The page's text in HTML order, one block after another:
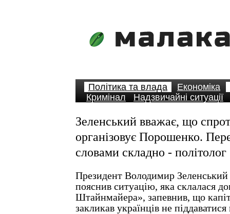
Політика та влада
Економіка
Кримінал
Надзвичайні ситуації
Зеленський вважає, що
організовує Порошенко.
словами складно - політолог
Президент Володимир Зеленський
пояснив ситуацію, яка склалася
Штайнмайера», запевнив, що
закликав українців не